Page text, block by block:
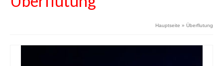
Hauptseite » Überflutung